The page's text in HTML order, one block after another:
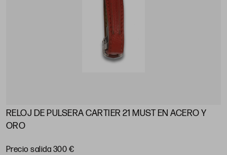
RELOJ DE PULSERA CARTIER 21 MUST EN ACERO Y
ORO
Precio salida 300 €